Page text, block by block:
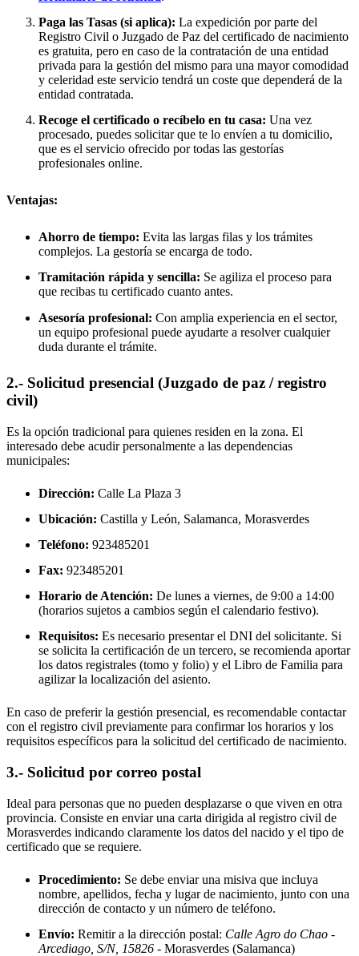
Paga las Tasas (si aplica): La expedición por parte del
Registro Civil o Juzgado de Paz del certificado de nacimiento
es gratuita, pero en caso de la contratación de una entidad
privada para la gestión del mismo para una mayor comodidad
y celeridad este servicio tendrá un coste que dependerá de la
entidad contratada.
Recoge el certificado o recíbelo en tu casa: Una vez
procesado, puedes solicitar que te lo envíen a tu domicilio,
que es el servicio ofrecido por todas las gestorías
profesionales online.
Ventajas:
Ahorro de tiempo: Evita las largas filas y los trámites
complejos. La gestoría se encarga de todo.
Tramitación rápida y sencilla: Se agiliza el proceso para
que recibas tu certificado cuanto antes.
Asesoría profesional: Con amplia experiencia en el sector,
un equipo profesional puede ayudarte a resolver cualquier
duda durante el trámite.
2.- Solicitud presencial (Juzgado de paz / registro
civil)
Es la opción tradicional para quienes residen en la zona. El
interesado debe acudir personalmente a las dependencias
municipales:
Dirección: Calle La Plaza 3
Ubicación: Castilla y León, Salamanca, Morasverdes
Teléfono: 923485201
Fax: 923485201
Horario de Atención: De lunes a viernes, de 9:00 a 14:00
(horarios sujetos a cambios según el calendario festivo).
Requisitos: Es necesario presentar el DNI del solicitante. Si
se solicita la certificación de un tercero, se recomienda aportar
los datos registrales (tomo y folio) y el Libro de Familia para
agilizar la localización del asiento.
En caso de preferir la gestión presencial, es recomendable contactar
con el registro civil previamente para confirmar los horarios y los
requisitos específicos para la solicitud del certificado de nacimiento.
3.- Solicitud por correo postal
Ideal para personas que no pueden desplazarse o que viven en otra
provincia. Consiste en enviar una carta dirigida al registro civil de
Morasverdes indicando claramente los datos del nacido y el tipo de
certificado que se requiere.
Procedimiento: Se debe enviar una misiva que incluya
nombre, apellidos, fecha y lugar de nacimiento, junto con una
dirección de contacto y un número de teléfono.
Envío: Remitir a la dirección postal: Calle Agro do Chao -
Arcediago, S/N, 15826 - Morasverdes (Salamanca)